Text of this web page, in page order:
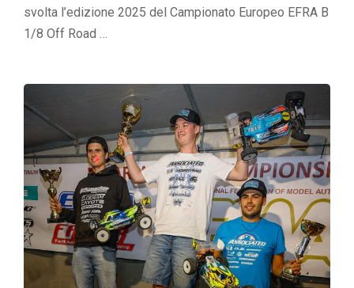
svolta l’edizione 2025 del Campionato Europeo EFRA B
1/8 Off Road …